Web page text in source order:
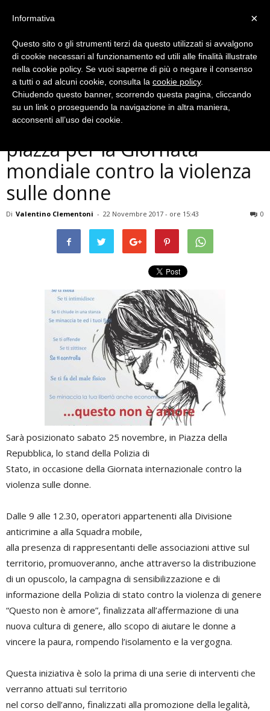
Cronaca
Terni, la Polizia di Stato in
piazza per la Giornata
mondiale contro la violenza
sulle donne
Di Valentino Clementoni - 22 Novembre 2017 - ore 15:43 0
Sarà posizionato sabato 25 novembre, in Piazza della
Repubblica, lo stand della Polizia di
Stato, in occasione della Giornata internazionale contro la
violenza sulle donne.
Dalle 9 alle 12.30, operatori appartenenti alla Divisione
anticrimine a alla Squadra mobile,
alla presenza di rappresentanti delle associazioni attive sul
territorio, promuoveranno, anche attraverso la distribuzione
di un opuscolo, la campagna di sensibilizzazione e di
informazione della Polizia di stato contro la violenza di genere
“Questo non è amore”, finalizzata all’affermazione di una
nuova cultura di genere, allo scopo di aiutare le donne a
vincere la paura, rompendo l’isolamento e la vergogna.
Questa iniziativa è solo la prima di una serie di interventi che
verranno attuati sul territorio
nel corso dell’anno, finalizzati alla promozione della legalità,
×
Informativa
Questo sito o gli strumenti terzi da questo utilizzati si avvalgono
di cookie necessari al funzionamento ed utili alle finalità illustrate
nella cookie policy. Se vuoi saperne di più o negare il consenso
a tutti o ad alcuni cookie, consulta la cookie policy.
Chiudendo questo banner, scorrendo questa pagina, cliccando
su un link o proseguendo la navigazione in altra maniera,
acconsenti all’uso dei cookie.